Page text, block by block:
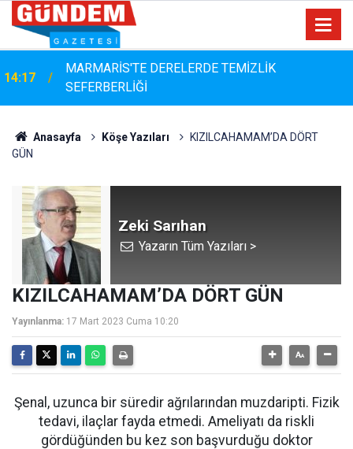
14:17
MARMARİS'TE DERELERDE TEMİZLİK
SEFERBERLİĞİ
Anasayfa Köşe Yazıları
KIZILCAHAMAM’DA DÖRT
GÜN
Zeki Sarıhan
Yazarın Tüm Yazıları >
KIZILCAHAMAM’DA DÖRT GÜN
Yayınlanma: 17 Mart 2023 Cuma 10:20
Şenal, uzunca bir süredir ağrılarından muzdaripti. Fizik
tedavi, ilaçlar fayda etmedi. Ameliyatı da riskli
gördüğünden bu kez son başvurduğu doktor